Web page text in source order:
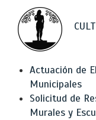
Actuación de
Municipales
Solicitud de
Murales y